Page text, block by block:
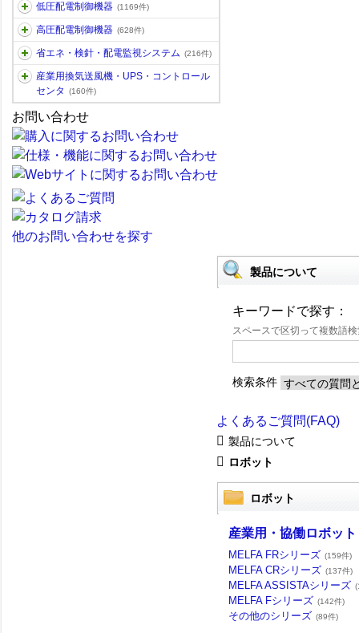
低圧配電制御機器 (1169件)
高圧配電制御機器 (628件)
省エネ・検針・配電監視システム (216件)
産業用換気送風機・UPS・コントロール
センタ
(160件)
お問い合わせ
他のお問い合わせを探す
製品について
キーワードで探す：
スペースで区切って複数語
検索条件
よくあるご質問(FAQ)
製品について
ロボット
ロボット
産業用・協働ロボッ
MELFA FRシリーズ (159件)
MELFA CRシリーズ (137件)
MELFA ASSISTAシリーズ
MELFA Fシリーズ (142件)
その他のシリーズ (89件)